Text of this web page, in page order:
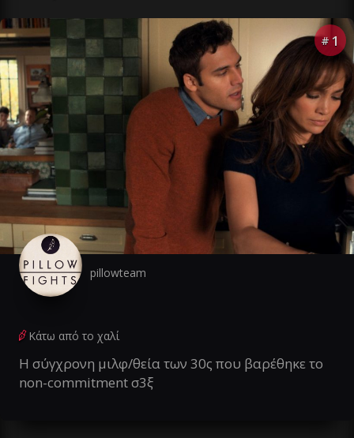
# 1
pillowteam
Κάτω από το χαλί
Η σύγχρονη μιλφ/θεία των 30ς που βαρέθηκε το
non-commitment σ3ξ